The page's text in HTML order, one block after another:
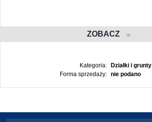
ZOBACZ
Kategoria:
Działki i grunty
Forma sprzedaży:
nie podano